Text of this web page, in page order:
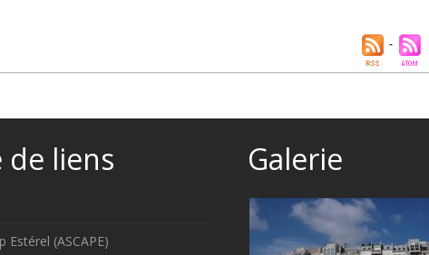
de liens
Estérel (ASCAPE)
Galerie